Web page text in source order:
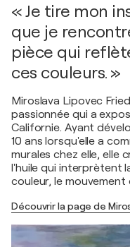
« Je tire mon
que je
pièce qui
ces couleurs. »
Miroslava Lipovec
passionnée qui a
Californie. Ayant
10 ans lorsqu'elle a
murales chez elle, elle
l'huile qui interprètent
couleur, le mouvement
Découvrir la page de